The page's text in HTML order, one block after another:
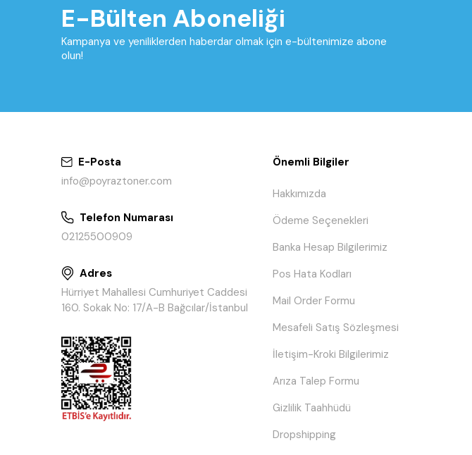
E-Bülten Aboneliği
Kampanya ve yeniliklerden haberdar olmak için e-bültenimize abone
olun!
E-Posta
info@poyraztoner.com
Telefon Numarası
02125500909
Adres
Hürriyet Mahallesi Cumhuriyet Caddesi
160. Sokak No: 17/A-B Bağcılar/İstanbul
Önemli Bilgiler
Hakkımızda
Ödeme Seçenekleri
Banka Hesap Bilgilerimiz
Pos Hata Kodları
Mail Order Formu
Mesafeli Satış Sözleşmesi
İletişim-Kroki Bilgilerimiz
Arıza Talep Formu
Gizlilik Taahhüdü
Dropshipping